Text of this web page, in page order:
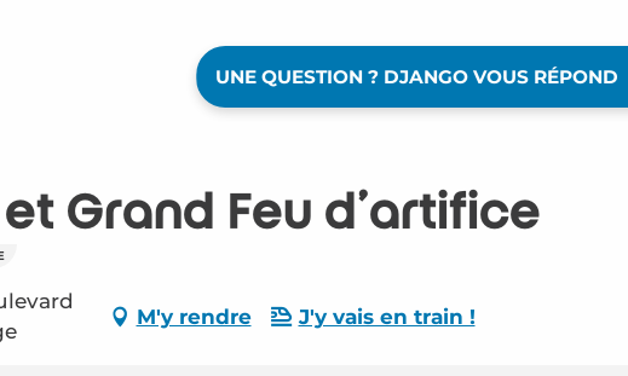
UNE QUESTION ? DJANGO VOUS RÉPOND
Grand Feu d'artifice
M'y rendre J'y vais en train !